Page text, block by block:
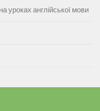
уроках англійської мови